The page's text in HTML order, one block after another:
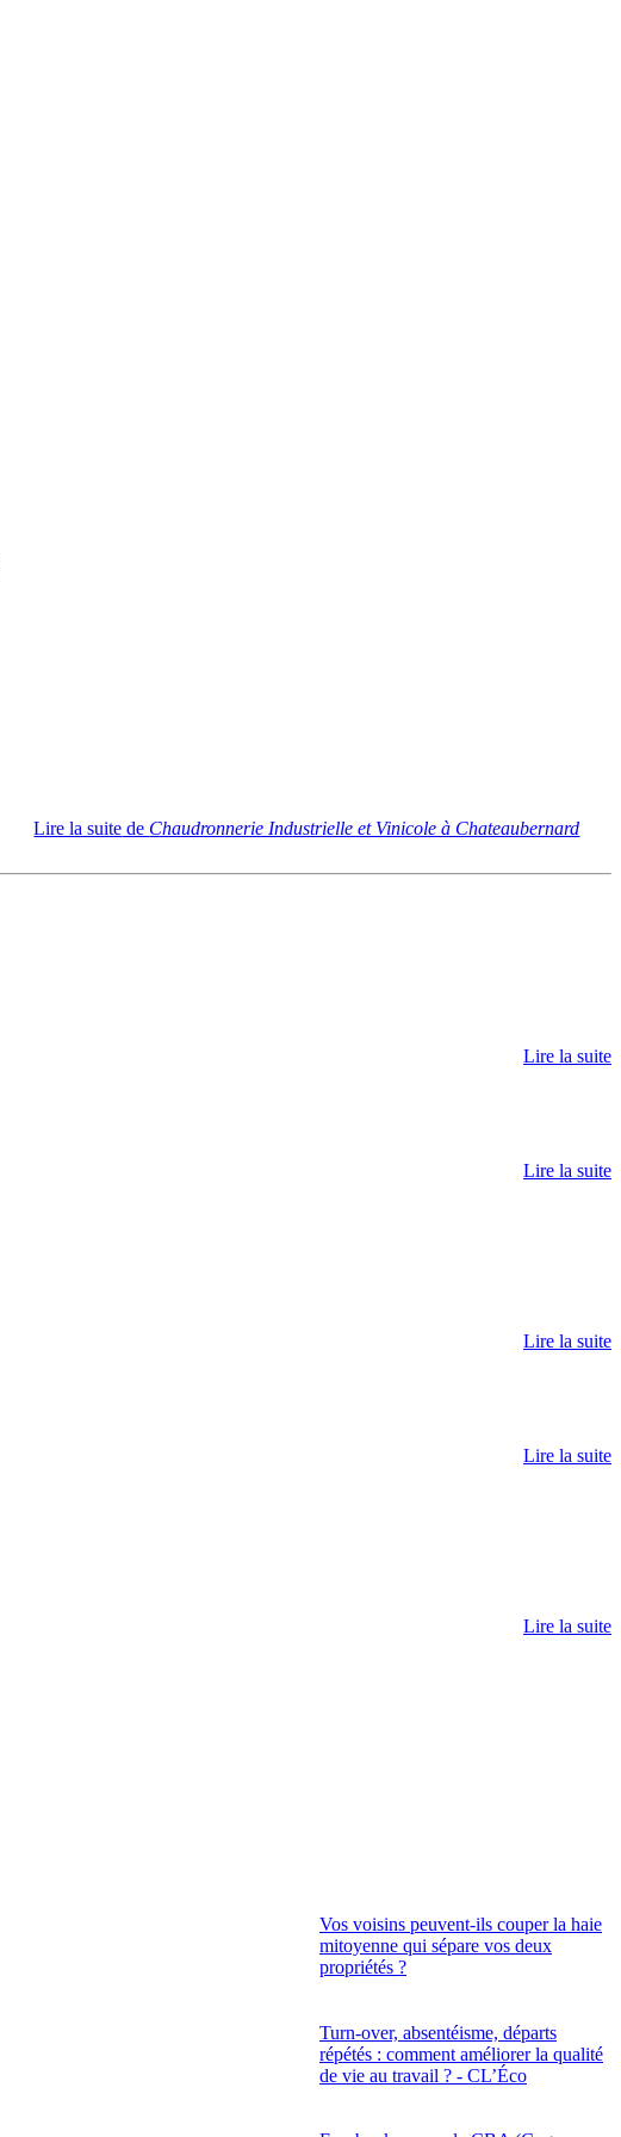
Lire la suite de Chaudronnerie Industrielle et Vinicole à Chateaubernard
Lire la suite
Lire la suite
Lire la suite
Lire la suite
Lire la suite
Vos voisins peuvent-ils couper la haie
mitoyenne qui sépare vos deux
propriétés ?
Turn-over, absentéisme, départs
répétés : comment améliorer la qualité
de vie au travail ? - CL’Éco